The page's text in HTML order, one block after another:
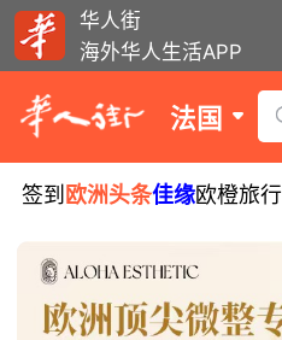
华人街
海外华人生活APP
法国
签到 欧洲头条佳缘欧橙旅行